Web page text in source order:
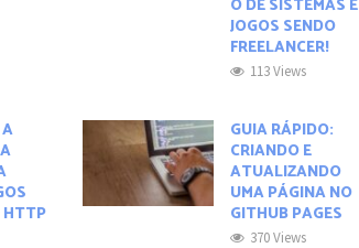
O DE SISTEMAS E
JOGOS SENDO
FREELANCER!
113 Views
HTTP
GUIA RÁPIDO:
CRIANDO E
ATUALIZANDO
UMA PÁGINA NO
GITHUB PAGES
370 Views